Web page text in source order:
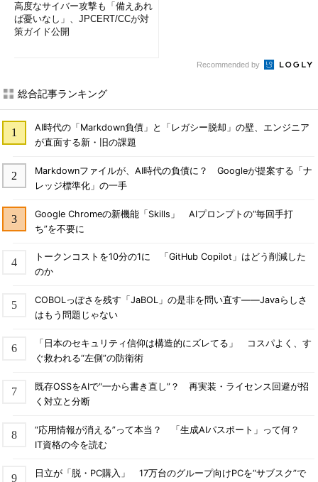
高度なサイバー攻撃も「備えあれ
ば憂いなし」、JPCERT/CCが対
策ガイド公開
Recommended by
総合記事ランキング
AI時代の「Markdown負債」と「レガシー脱却」の壁、エンジニア
が直面する新・旧の課題
Markdownファイルが、AI時代の負債に？ Googleが提案する「ナ
レッジ標準化」の一手
Google Chromeの新機能「Skills」 AIプロンプトの“毎回手打
ち”を不要に
トークンコストを10分の1に 「GitHub Copilot」はどう削減した
のか
COBOLっぽさを残す「JaBOL」の是非を問い直す――Javaらしさ
はもう問題じゃない
「日本のセキュリティ信仰は構造的にズレてる」 コスパよく、す
ぐ救われる“左側”の防衛術
既存OSSをAIで“一から書き直し”？ 再実装・ライセンス回避が招
く対立と分断
“応用情報が消える”って本当？ 「生成AIパスポート」って何？
IT資格の今を読む
日立が「脱・PC購入」 17万台のグループ向けPCを“サブスク”で